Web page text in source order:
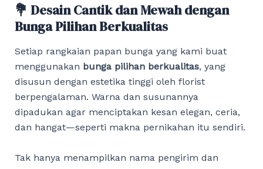
💐 Desain Cantik dan Mewah dengan
Bunga Pilihan Berkualitas
Setiap rangkaian papan bunga yang kami buat
menggunakan bunga pilihan berkualitas, yang
disusun dengan estetika tinggi oleh florist
berpengalaman. Warna dan susunannya
dipadukan agar menciptakan kesan elegan, ceria,
dan hangat—seperti makna pernikahan itu sendiri.
Tak hanya menampilkan nama pengirim dan